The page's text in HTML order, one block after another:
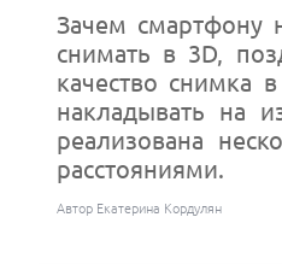
Зачем смартфону
снимать в 3D,
качество снимка
накладывать на
реализована
расстояниями.
Автор Екатерина Кордулян